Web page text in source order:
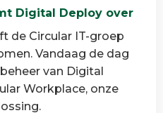
Digital Deploy over
de Circular IT-groep
Vandaag de dag
van Digital
Workplace, onze